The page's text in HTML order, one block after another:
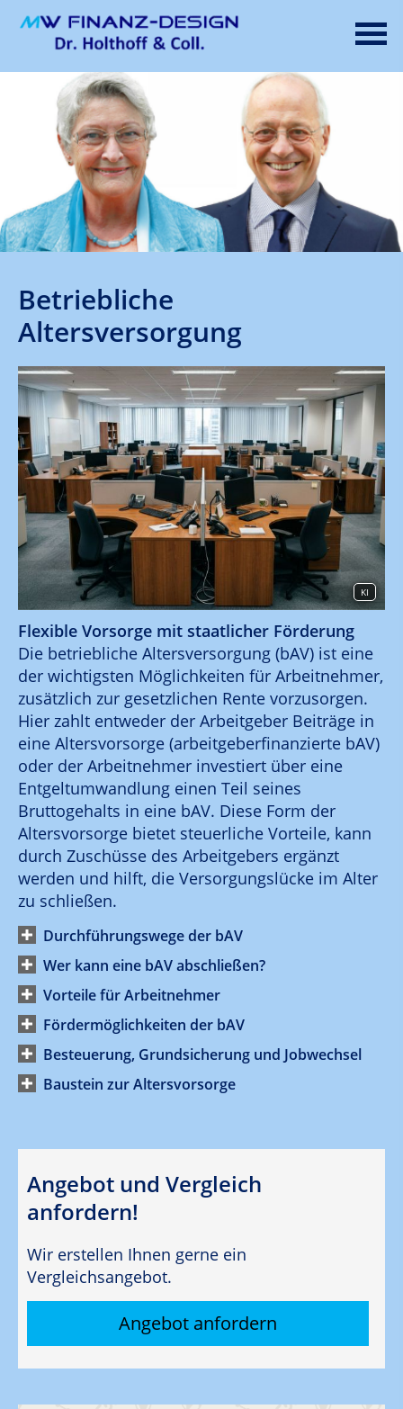
Betriebliche
Altersversorgung
KI
Flexible Vorsorge mit staatlicher Förderung
Die betriebliche Altersversorgung (bAV) ist eine
der wichtigsten Möglichkeiten für Arbeitnehmer,
zusätzlich zur gesetzlichen Rente vorzusorgen.
Hier zahlt entweder der Arbeitgeber Beiträge in
eine Altersvorsorge (arbeitgeberfinanzierte bAV)
oder der Arbeitnehmer investiert über eine
Entgeltumwandlung einen Teil seines
Bruttogehalts in eine bAV. Diese Form der
Altersvorsorge bietet steuerliche Vorteile, kann
durch Zuschüsse des Arbeitgebers ergänzt
werden und hilft, die Versorgungslücke im Alter
zu schließen.
Durchführungswege der bAV
Wer kann eine bAV abschließen?
Vorteile für Arbeitnehmer
Fördermöglichkeiten der bAV
Besteuerung, Grundsicherung und Jobwechsel
Baustein zur Altersvorsorge
Angebot und Vergleich
anfordern!
Wir erstellen Ihnen gerne ein
Vergleichsangebot.
Angebot anfordern